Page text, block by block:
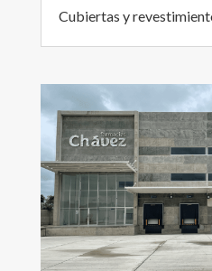
Cubiertas y